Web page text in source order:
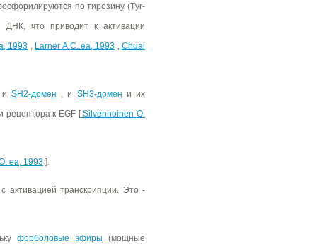
по тирозину (Тyr-
что приводит к активации
1993 , Larner A.C. ea, 1993 ,Chuai
SH2-домен , и SH3-домен и их
рецептора к EGF [Silvennoinen O.
ea, 1993 ].
активацией транскрипции. Это -
форболовые эфиры (мощные